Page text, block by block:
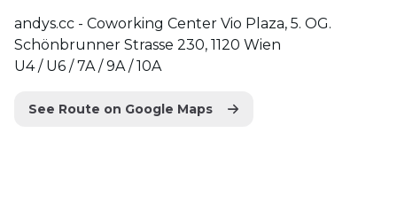
andys.cc - Coworking Center Vio Plaza, 5. OG.
Schönbrunner Strasse 230, 1120 Wien
U4 / U6 / 7A / 9A / 10A
See Route on Google Maps